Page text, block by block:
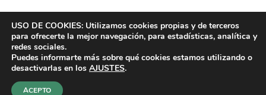
© Copyright 2026 ASENDHI - Asociación de Enfermos
USO DE COOKIES: Utilizamos cookies propias y de terceros
para ofrecerte la mejor navegación, para estadísticas, analítica y
redes sociales.
Puedes informarte más sobre qué cookies estamos utilizando o
desactivarlas en los AJUSTES.
ACEPTO